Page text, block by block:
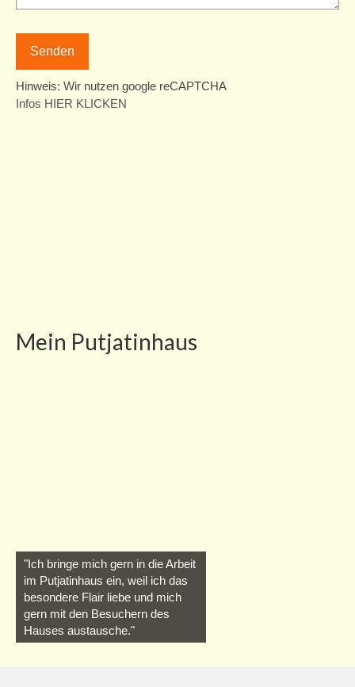
Hinweis: Wir nutzen google reCAPTCHA
Infos HIER KLICKEN
Mein Putjatinhaus
"Ich bringe mich gern in die Arbeit
im Putjatinhaus ein, weil ich das
besondere Flair liebe und mich
gern mit den Besuchern des
Hauses austausche."